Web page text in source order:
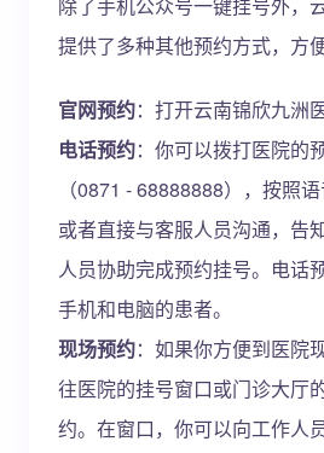
提供了多种其他预约方式，方
官网预约：打开云南锦欣九洲
电话预约：你可以拨打医院的
（0871 - 68888888），按照
或者直接与客服人员沟通，告
人员协助完成预约挂号。电话
手机和电脑的患者。
现场预约：如果你方便到医院
往医院的挂号窗口或门诊大厅
约。在窗口，你可以向工作人